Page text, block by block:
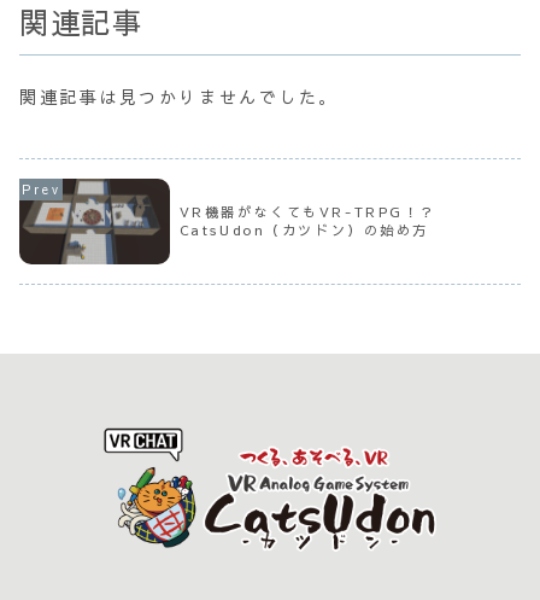
関連記事
関連記事は見つかりませんでした。
VR機器がなくてもVR-TRPG！？
CatsUdon（カツドン）の始め方